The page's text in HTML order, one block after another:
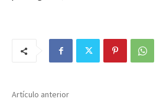
Artículo anterior